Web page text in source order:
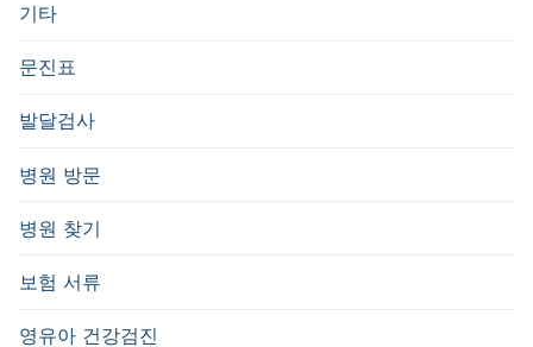
기타
문진표
발달검사
병원 방문
병원 찾기
보험 서류
영유아 건강검진